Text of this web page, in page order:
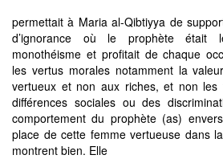
permettait à Maria al-Qibtiyya de
d’ignorance où le prophète était
monothéisme et profitait de chaque
les vertus morales notamment la
vertueux et non aux riches, et non les
différences sociales ou des
comportement du prophète (as)
place de cette femme vertueuse dans
montrent bien. Elle